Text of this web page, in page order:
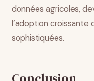
données agricoles,
l’adoption croissante
sophistiquées.